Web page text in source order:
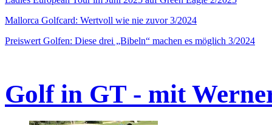
Mallorca Golfcard: Wertvoll wie nie zuvor 3/2024
Preiswert Golfen: Diese drei „Bibeln“ machen es möglich 3/2024
Golf in GT - mit